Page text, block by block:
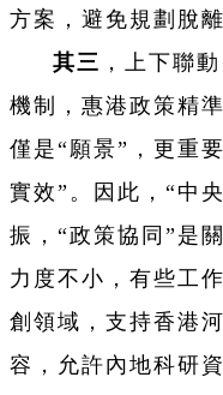
方案，避免規劃脫
其三 ，上下聯
機制，惠港政策精
僅是“願景”，更重
實效”。因此，“中
振，“政策協同”是
力度不小，有些工
創領域，支持香港
容，允許內地科研